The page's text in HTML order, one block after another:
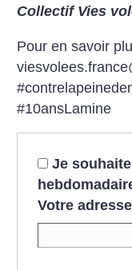
Collectif Vies
Pour en savoir
#10ansLamine
Je
Votre